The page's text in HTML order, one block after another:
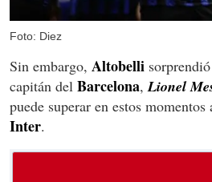
Foto: Diez
Sin embargo, Altobelli
capitán del Barcelona, Lionel
puede superar en estos
Inter.